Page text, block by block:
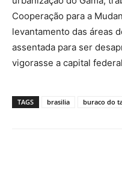
Cooperação para a
levantamento das áreas
assentada para ser
vigorasse a capital
TAGS brasilia buraco do